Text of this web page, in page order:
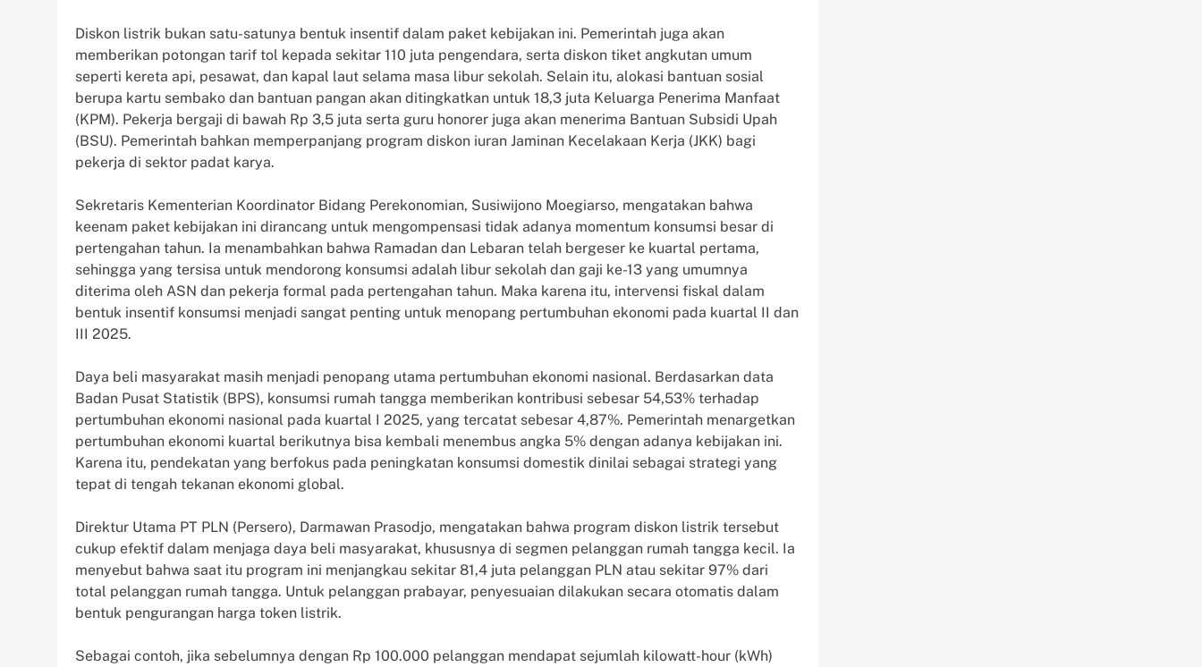
Diskon listrik bukan satu-satunya bentuk insentif dalam paket kebijakan ini. Pemerintah juga akan
memberikan potongan tarif tol kepada sekitar 110 juta pengendara, serta diskon tiket angkutan umum
seperti kereta api, pesawat, dan kapal laut selama masa libur sekolah. Selain itu, alokasi bantuan sosial
berupa kartu sembako dan bantuan pangan akan ditingkatkan untuk 18,3 juta Keluarga Penerima Manfaat
(KPM). Pekerja bergaji di bawah Rp 3,5 juta serta guru honorer juga akan menerima Bantuan Subsidi Upah
(BSU). Pemerintah bahkan memperpanjang program diskon iuran Jaminan Kecelakaan Kerja (JKK) bagi
pekerja di sektor padat karya.
Sekretaris Kementerian Koordinator Bidang Perekonomian, Susiwijono Moegiarso, mengatakan bahwa
keenam paket kebijakan ini dirancang untuk mengompensasi tidak adanya momentum konsumsi besar di
pertengahan tahun. Ia menambahkan bahwa Ramadan dan Lebaran telah bergeser ke kuartal pertama,
sehingga yang tersisa untuk mendorong konsumsi adalah libur sekolah dan gaji ke-13 yang umumnya
diterima oleh ASN dan pekerja formal pada pertengahan tahun. Maka karena itu, intervensi fiskal dalam
bentuk insentif konsumsi menjadi sangat penting untuk menopang pertumbuhan ekonomi pada kuartal II dan
III 2025.
Daya beli masyarakat masih menjadi penopang utama pertumbuhan ekonomi nasional. Berdasarkan data
Badan Pusat Statistik (BPS), konsumsi rumah tangga memberikan kontribusi sebesar 54,53% terhadap
pertumbuhan ekonomi nasional pada kuartal I 2025, yang tercatat sebesar 4,87%. Pemerintah menargetkan
pertumbuhan ekonomi kuartal berikutnya bisa kembali menembus angka 5% dengan adanya kebijakan ini.
Karena itu, pendekatan yang berfokus pada peningkatan konsumsi domestik dinilai sebagai strategi yang
tepat di tengah tekanan ekonomi global.
Direktur Utama PT PLN (Persero), Darmawan Prasodjo, mengatakan bahwa program diskon listrik tersebut
cukup efektif dalam menjaga daya beli masyarakat, khususnya di segmen pelanggan rumah tangga kecil. Ia
menyebut bahwa saat itu program ini menjangkau sekitar 81,4 juta pelanggan PLN atau sekitar 97% dari
total pelanggan rumah tangga. Untuk pelanggan prabayar, penyesuaian dilakukan secara otomatis dalam
bentuk pengurangan harga token listrik.
Sebagai contoh, jika sebelumnya dengan Rp 100.000 pelanggan mendapat sejumlah kilowatt-hour (kWh)